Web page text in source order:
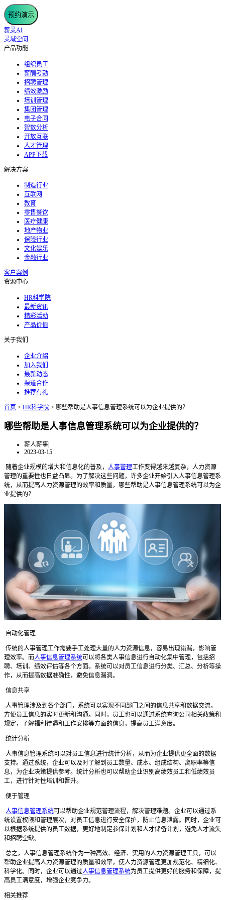
预约演示
薪灵AI
灵域空间
产品功能
组织员工
薪酬考勤
招聘管理
绩效激励
培训管理
集团管理
电子合同
智数分析
开放互联
人才管理
APP下载
解决方案
制造行业
互联网
教育
零售餐饮
医疗健康
地产物业
保险行业
文化娱乐
金融行业
客户案例
资源中心
HR科学院
最新资讯
精彩活动
产品价值
关于我们
企业介绍
加入我们
最新动态
渠道合作
推荐有礼
首页 > HR科学院 > 哪些帮助是人事信息管理系统可以为企业提供的？
哪些帮助是人事信息管理系统可以为企业提供的？
薪人薪事|
2023-03-15
随着企业规模的增大和信息化的普及， 人事管理工作变得越来越复杂，人力资源
管理的重要性也日益凸显。为了解决这些问题，许多企业开始引入人事信息管理系
统，从而提高人力资源管理的效率和质量，哪些帮助是人事信息管理系统可以为企
业提供的？
自动化管理
传统的人事管理工作需要手工处理大量的人力资源信息，容易出现错漏，影响管
理效率。而人事信息管理系统可以将各类人事信息进行自动化集中管理，包括招
聘、培训、绩效评估等各个方面。系统可以对员工信息进行分类、汇总、分析等操
作，从而提高数据准确性，避免信息漏洞。
信息共享
人事管理涉及到各个部门，系统可以实现不同部门之间的信息共享和数据交流，
方便员工信息的实时更新和沟通。同时，员工也可以通过系统查询公司相关政策和
规定，了解福利待遇和工作安排等方面的信息，提高员工满意度。
统计分析
人事信息管理系统可以对员工信息进行统计分析，从而为企业提供更全面的数据
支持。通过系统，企业可以及时了解到员工数量、成本、组成结构、离职率等信
息，为企业决策提供参考。统计分析也可以帮助企业识别高绩效员工和低绩效员
工，进行针对性培训和晋升。
便于管理
人事信息管理系统可以帮助企业规范管理流程，解决管理难题。企业可以通过系
统设置权限和管理层次，对员工信息进行安全保护，防止信息泄露。同时，企业可
以根据系统提供的员工数据，更好地制定参保计划和人才储备计划，避免人才流失
和招聘空缺。
总之，人事信息管理系统作为一种高效、经济、实用的人力资源管理工具，可以
帮助企业提高人力资源管理的质量和效率，使人力资源管理更加规范化、精细化、
科学化。同时，企业可以通过人事信息管理系统为员工提供更好的服务和保障，提
高员工满意度，增强企业竞争力。
相关推荐